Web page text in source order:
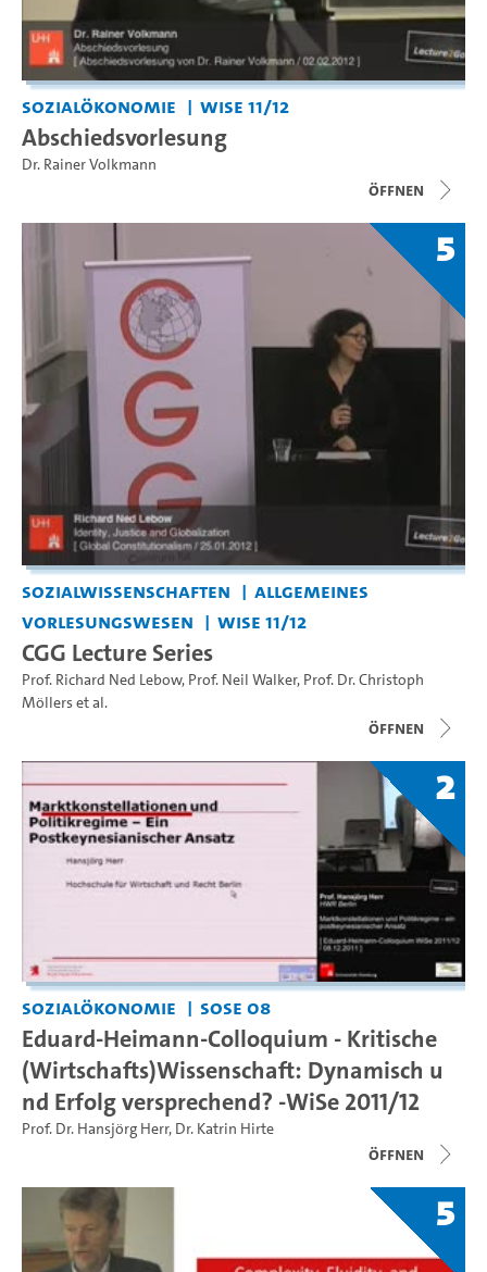
Sozialökonomie WiSe 11/12
Abschiedsvorlesung
Dr. Rainer Volkmann
Öffnen
5
Sozialwissenschaften
Allgemeines
Vorlesungswesen
WiSe 11/12
CGG Lecture Series
Prof. Richard Ned Lebow, Prof. Neil Walker, Prof. Dr. Christoph
Möllerset al.
Öffnen
2
Sozialökonomie SoSe 08
Eduard-Heimann-Colloquium - Kritische
(Wirtschafts)Wissenschaft: Dynamisch u
nd Erfolg versprechend? -WiSe 2011/12
Prof. Dr. Hansjörg Herr, Dr. Katrin Hirte
Öffnen
5